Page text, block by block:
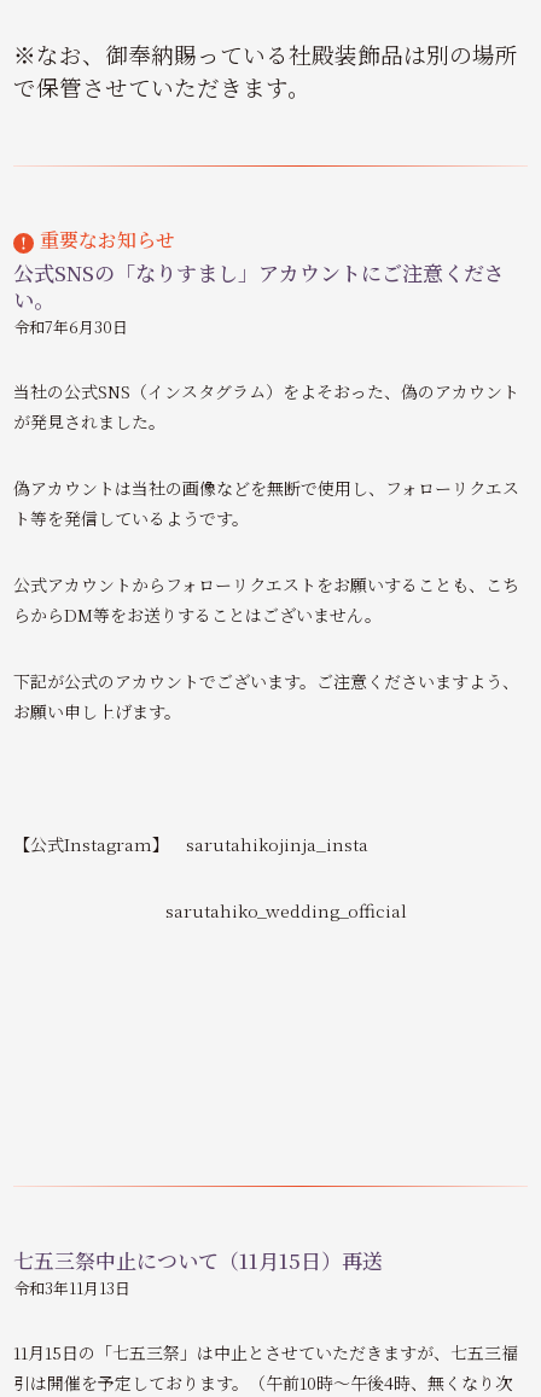
※なお、御奉納賜っている社殿装飾品は別の場所
で保管させていただきます。
重要なお知らせ
公式SNSの「なりすまし」アカウントにご注意くださ
い。
令和7年6月30日
当社の公式SNS（インスタグラム）をよそおった、偽のアカウント
が発見されました。
偽アカウントは当社の画像などを無断で使用し、フォローリクエス
ト等を発信しているようです。
公式アカウントからフォローリクエストをお願いすることも、こち
らからDM等をお送りすることはございません。
下記が公式のアカウントでございます。ご注意くださいますよう、
お願い申し上げます。
【公式Instagram】 sarutahikojinja_insta
sarutahiko_wedding_official
七五三祭中止について（11月15日）再送
令和3年11月13日
11月15日の「七五三祭」は中止とさせていただきますが、七五三福
引は開催を予定しております。（午前10時～午後4時、無くなり次